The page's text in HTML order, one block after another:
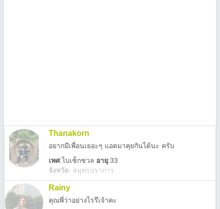
Thanakorn
อยากมีเพื่อนเยอะๆ แอดมาคุยกันได้นะ ครับ
เพศ:ไบเซ็กชวล อายุ:33
จังหวัด: สมุทรปราการ
Rainy
คุณพี่ว่าอย่างไรรึเจ้าคะ